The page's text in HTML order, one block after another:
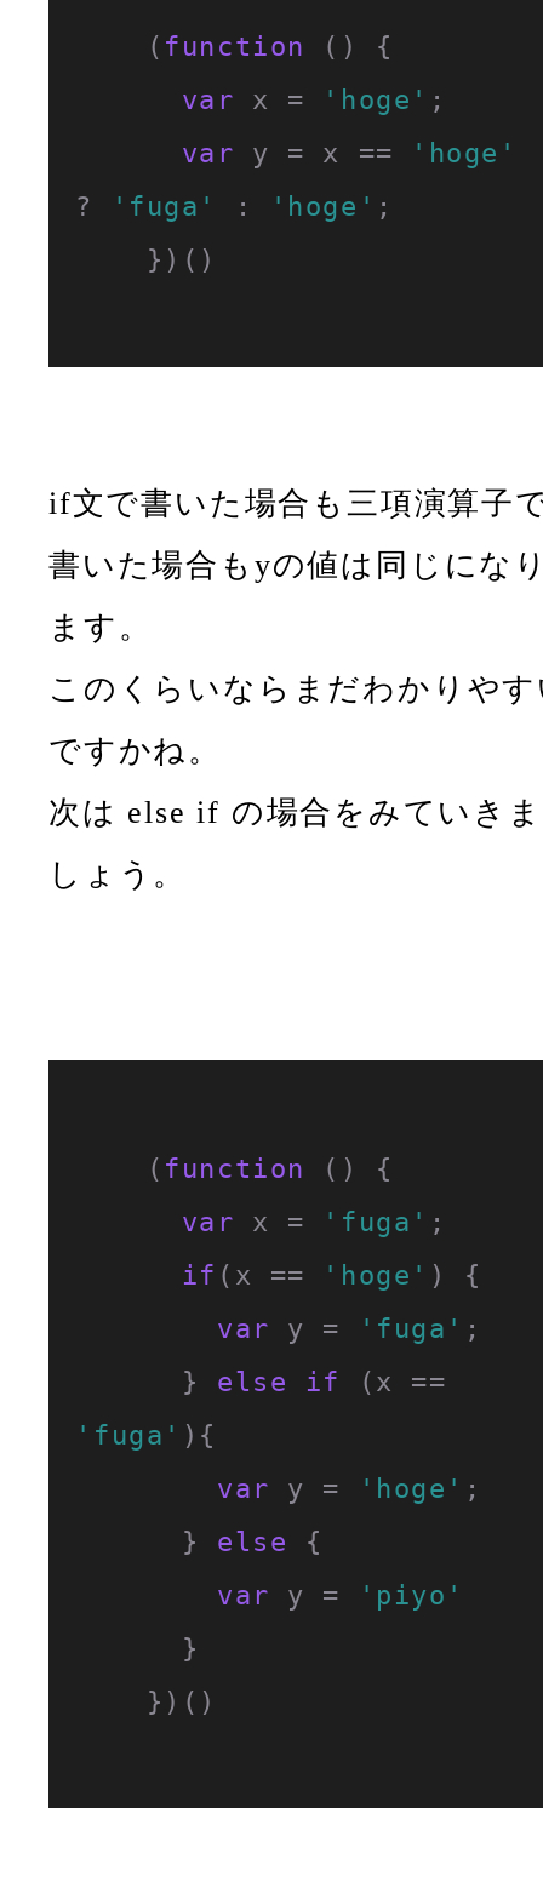
    (
function ( ) {
var x = 'hoge' ;
var y = x ==
'hoge'
?
'fuga' : 'hoge' ;
if文で書いた場合も三項演算子
書いた場合もyの値は同じにな
ます。
このくらいならまだわかりや
ですかね。
次は else if の場合をみていきま
しょう。
    (
function ( ) {
var x = 'fuga' ;
if (x == 'hoge' ) {
var y = 'fuga' ;
      }
else if
'fuga' ){
var y = 'hoge' ;
      }
else {
var y =
'piyo'